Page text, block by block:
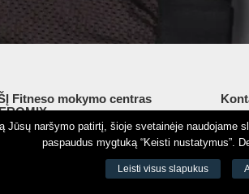
Fitneso mokymo centras
k. 300034190
7300 0100 8525 8188
Jūsų naršymo patirtį, šioje svetainėje naudojame
paspaudus mygtuką “Keisti nustatymus”.
Leisti visus slapukus